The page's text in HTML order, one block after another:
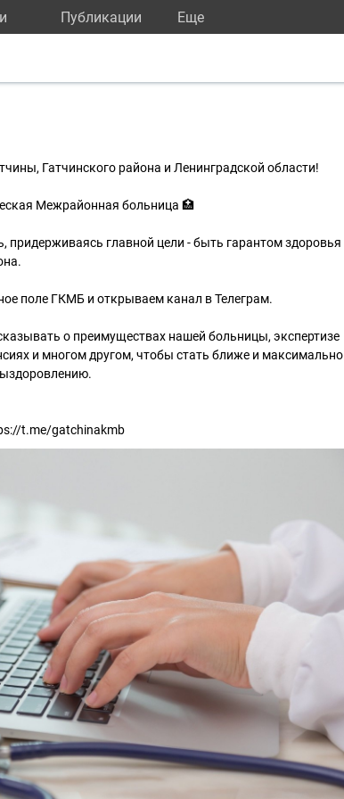
Публикации Eще
Гатчинского района и Ленинградской области!
Межрайонная больница 🏥
главной цели - быть гарантом здоровья
поле ГКМБ и открываем канал в Телеграм.
о преимуществах нашей больницы, экспертизе
и многом другом, чтобы стать ближе и максимально
t.me/gatchinakmb